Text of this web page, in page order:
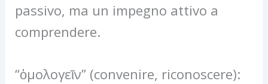
passivo, ma un impegno attivo a
comprendere.
“ὁμολογεῖν” (convenire, riconoscere):